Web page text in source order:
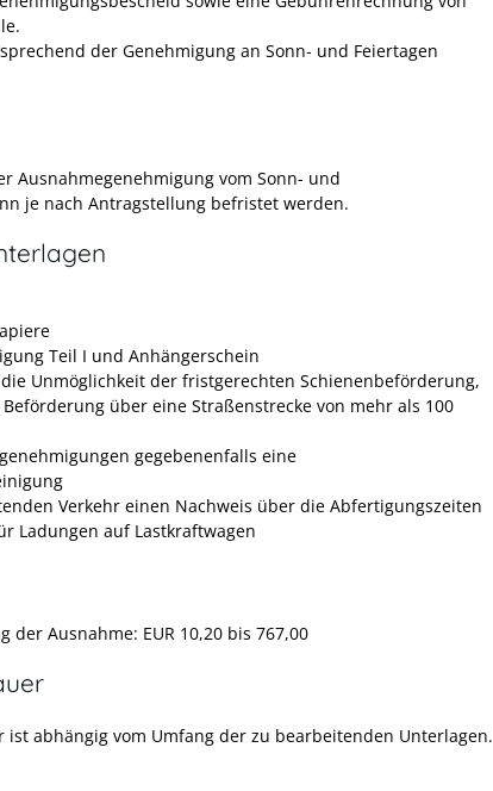
der Genehmigung an Sonn- und Feiertagen
Ausnahmegenehmigung vom Sonn- und
je nach Antragstellung befristet werden.
Teil I und Anhängerschein
Unmöglichkeit der fristgerechten Schienenbeförderung,
über eine Straßenstrecke von mehr als 100
gegebenenfalls eine
Verkehr einen Nachweis über die Abfertigungszeiten
Ladungen auf Lastkraftwagen
der Ausnahme: EUR 10,20 bis 767,00
ist abhängig vom Umfang der zu bearbeitenden Unterlagen.